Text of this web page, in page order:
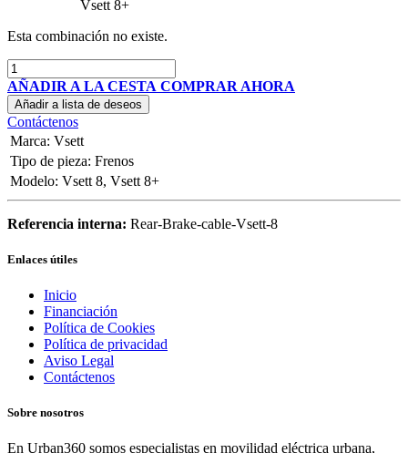
Vsett 8+
Esta combinación no existe.
AÑADIR A LA CESTA COMPRAR AHORA
Añadir a lista de deseos
Contáctenos
Marca: Vsett
Tipo de pieza: Frenos
Modelo: Vsett 8, Vsett 8+
Referencia interna: Rear-Brake-cable-Vsett-8
Enlaces útiles
Inicio
Financiación
Política de Cookies
Política de privacidad
Aviso Legal
Contáctenos
Sobre nosotros
En Urban360 somos especialistas en movilidad eléctrica urbana,